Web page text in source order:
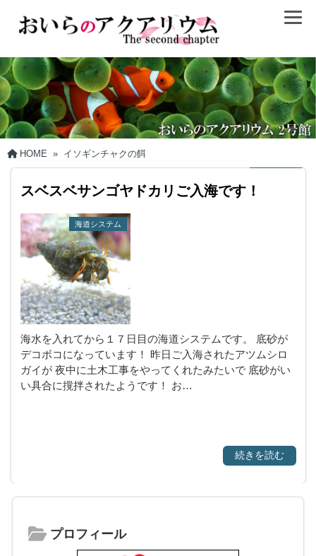
HOME » イソギンチャクの餌
スベスベサンゴヤドカリご入海です！
海道システム
海水を入れてから１７日目の海道システムです。 底砂が
デコボコになっています！ 昨日ご入海されたアツムシロ
ガイが 夜中に土木工事をやってくれたみたいで 底砂がい
い具合に撹拌されたようです！ お…
続きを読む
プロフィール